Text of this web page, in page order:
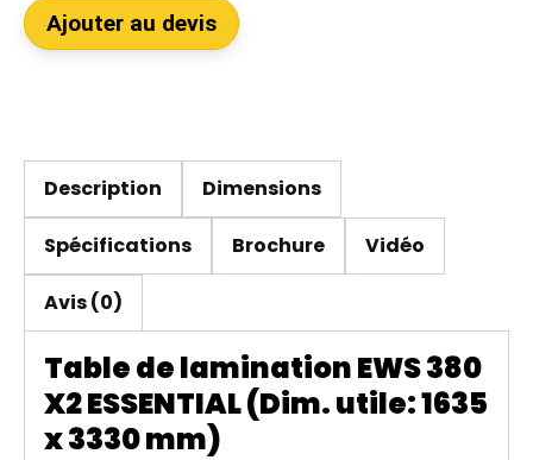
Ajouter au devis
Description Dimensions
Spécifications Brochure Vidéo
Avis (0)
Table de lamination EWS 380
X2 ESSENTIAL (Dim. utile: 1635
x 3330 mm)